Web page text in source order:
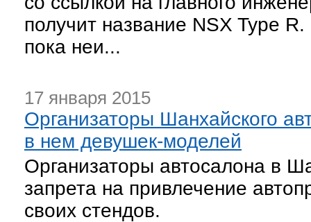
получит название NSX Type
пока неи...
17 января 2015
Организаторы Шанхайского
в нем девушек-моделей
Организаторы автосалона в
запрета на привлечение
своих стендов.